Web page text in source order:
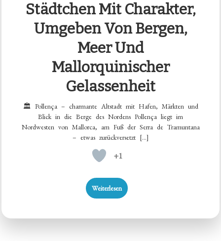
Städtchen Mit Charakter,
Umgeben Von Bergen,
Meer Und
Mallorquinischer
Gelassenheit
🏛️ Pollença – charmante Altstadt mit Hafen, Märkten und
Blick in die Berge des Nordens Pollença liegt im
Nordwesten von Mallorca, am Fuß der Serra de Tramuntana
– etwas zurückversetzt […]
+1
Weiterlesen